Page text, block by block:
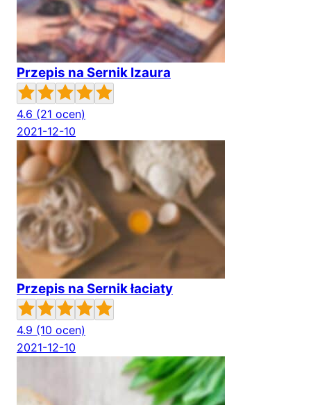
Przepis na Sernik Izaura
4.6 (21 ocen)
2021-12-10
Przepis na Sernik łaciaty
4.9 (10 ocen)
2021-12-10